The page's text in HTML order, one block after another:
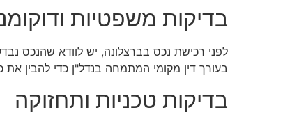
בדיקות משפטיות
לפני רכישת נכס בברצלונה, יש לוודא שהנכס
בעורך דין מקומי המתמחה בנדל"ן כדי להבין
בדיקות טכניות ותחזוקה